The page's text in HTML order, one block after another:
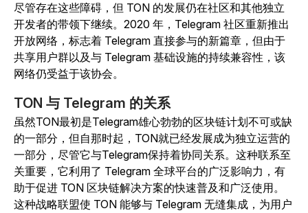
尽管存在这些障碍，但 TON 的发展仍在社区和其他独立
开发者的带领下继续。2020 年，Telegram 社区重新推出
开放网络，标志着 Telegram 直接参与的新篇章，但由于
共享用户群以及与 Telegram 基础设施的持续兼容性，该
网络仍受益于该协会。
TON 与 Telegram 的关系
虽然TON最初是Telegram雄心勃勃的区块链计划不可或缺
的一部分，但自那时起，TON就已经发展成为独立运营的
一部分，尽管它与Telegram保持着协同关系。这种联系至
关重要，它利用了 Telegram 全球平台的广泛影响力，有
助于促进 TON 区块链解决方案的快速普及和广泛使用。
这种战略联盟使 TON 能够与 Telegram 无缝集成，为用户